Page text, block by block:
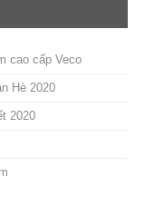
cao cấp Veco
Hè 2020
2020